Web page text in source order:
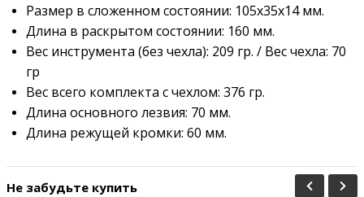
Размер в сложенном состоянии: 105х35х14 мм.
Длина в раскрытом состоянии: 160 мм.
Вес инструмента (без чехла): 209 гр. / Вес чехла: 70
гр
Вес всего комплекта с чехлом: 376 гр.
Длина основного лезвия: 70 мм.
Длина режущей кромки: 60 мм.
Не забудьте купить